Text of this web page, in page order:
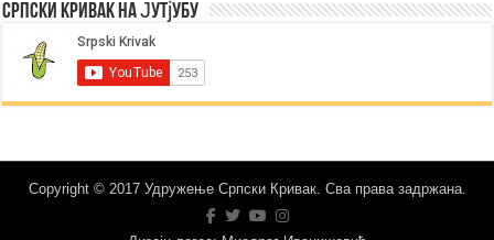
Српски Кривак на Јутјубу
Copyright © 2017 Удружење Српски Кривак. Сва права задржана.